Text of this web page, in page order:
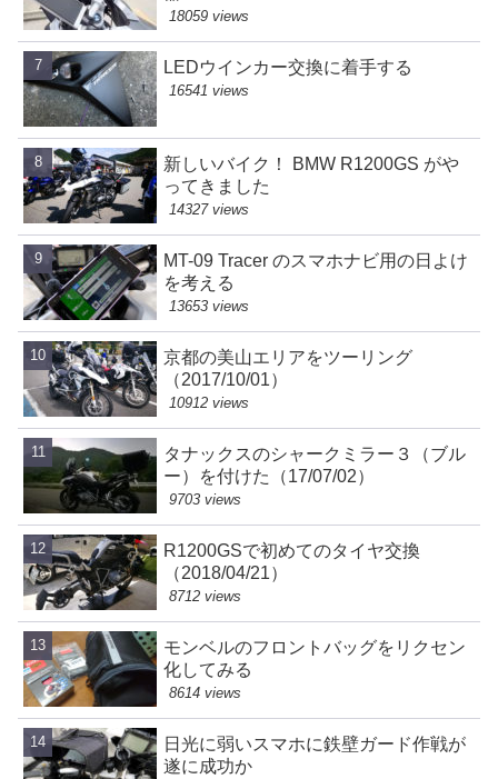
18059 views
LEDウインカー交換に着手する
16541 views
新しいバイク！ BMW R1200GS がや
ってきました
14327 views
MT-09 Tracer のスマホナビ用の日よけ
を考える
13653 views
京都の美山エリアをツーリング
（2017/10/01）
10912 views
タナックスのシャークミラー３（ブル
ー）を付けた（17/07/02）
9703 views
R1200GSで初めてのタイヤ交換
（2018/04/21）
8712 views
モンベルのフロントバッグをリクセン
化してみる
8614 views
日光に弱いスマホに鉄壁ガード作戦が
遂に成功か